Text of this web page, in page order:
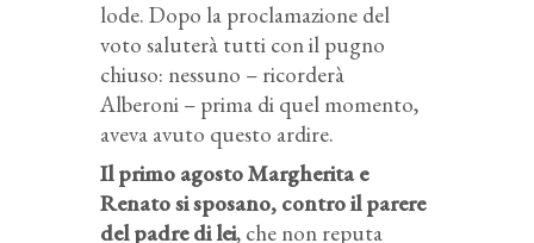
lode. Dopo la proclamazione del
voto saluterà tutti con il pugno
chiuso: nessuno – ricorderà
Alberoni – prima di quel momento,
aveva avuto questo ardire.
Il primo agosto Margherita e
Renato si sposano, contro il parere
del padre di lei, che non reputa